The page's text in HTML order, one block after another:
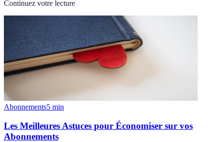
Continuez votre lecture
Abonnements5 min
Les Meilleures Astuces pour Économiser sur vos
Abonnements